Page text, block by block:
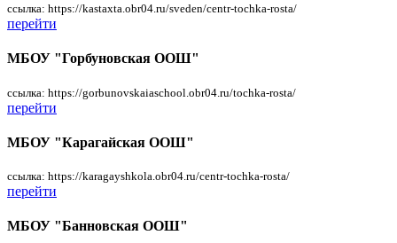
ссылка: https://kastaxta.obr04.ru/sveden/centr-tochka-rosta/
перейти
МБОУ "Горбуновская ООШ"
ссылка: https://gorbunovskaiaschool.obr04.ru/tochka-rosta/
перейти
МБОУ "Карагайская ООШ"
ссылка: https://karagayshkola.obr04.ru/centr-tochka-rosta/
перейти
МБОУ "Банновская ООШ"